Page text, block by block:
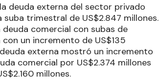
deuda externa del sector privado
suba trimestral de US$2.847 millones.
comercial con subas de
un incremento de US$135
externa mostró un incremento
comercial por US$2.374 millones
millones.